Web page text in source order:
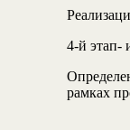
4-й этап-
рамках